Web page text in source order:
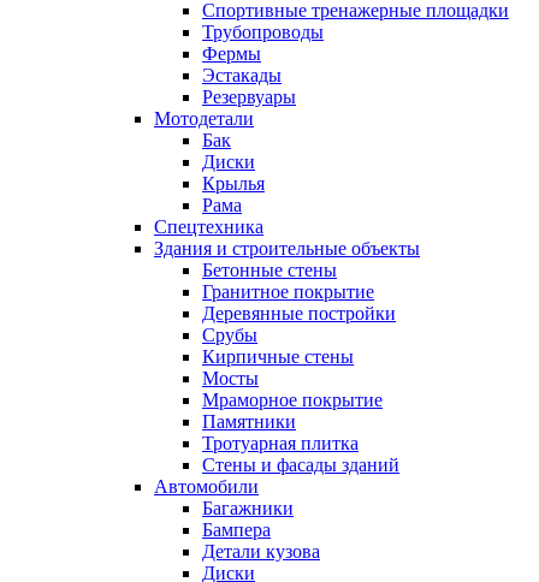
Спортивные тренажерные площадки
Трубопроводы
Фермы
Эстакады
Резервуары
Мотодетали
Бак
Диски
Крылья
Рама
Спецтехника
Здания и строительные объекты
Бетонные стены
Гранитное покрытие
Деревянные постройки
Срубы
Кирпичные стены
Мосты
Мраморное покрытие
Памятники
Тротуарная плитка
Стены и фасады зданий
Автомобили
Багажники
Бампера
Детали кузова
Диски